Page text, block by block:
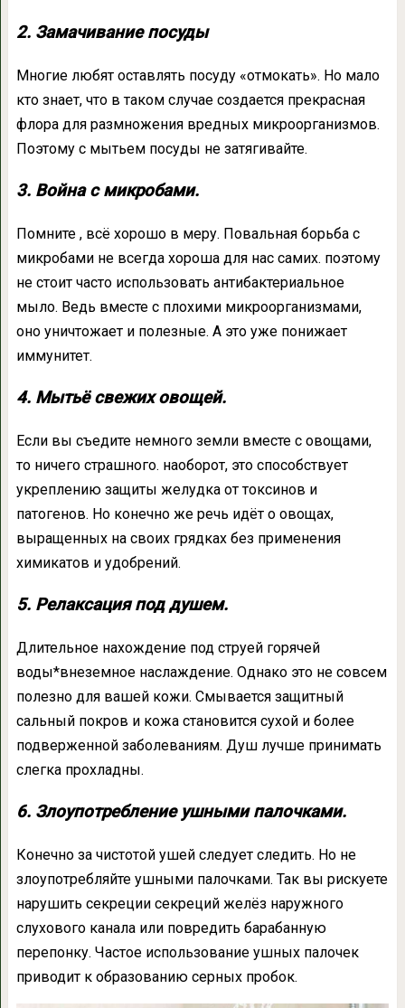
2. Замачивание посуды
Многие любят оставлять посуду «отмокать». Но мало
кто знает, что в таком случае создается прекрасная
флора для размножения вредных микроорганизмов.
Поэтому с мытьем посуды не затягивайте.
3. Война с микробами.
Помните , всё хорошо в меру. Повальная борьба с
микробами не всегда хороша для нас самих. поэтому
не стоит часто использовать антибактериальное
мыло. Ведь вместе с плохими микроорганизмами,
оно уничтожает и полезные. А это уже понижает
иммунитет.
4. Мытьё свежих овощей.
Если вы съедите немного земли вместе с овощами,
то ничего страшного. наоборот, это способствует
укреплению защиты желудка от токсинов и
патогенов. Но конечно же речь идёт о овощах,
выращенных на своих грядках без применения
химикатов и удобрений.
5. Релаксация под душем.
Длительное нахождение под струей горячей
воды*внеземное наслаждение. Однако это не совсем
полезно для вашей кожи. Смывается защитный
сальный покров и кожа становится сухой и более
подверженной заболеваниям. Душ лучше принимать
слегка прохладны.
6. Злоупотребление ушными палочками.
Конечно за чистотой ушей следует следить. Но не
злоупотребляйте ушными палочками. Так вы рискуете
нарушить секреции секреций желёз наружного
слухового канала или повредить барабанную
перепонку. Частое использование ушных палочек
приводит к образованию серных пробок.